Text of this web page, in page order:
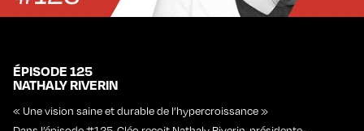
ÉPISODE 125
NATHALY RIVERIN
« Une vision saine et durable de l’hypercroissance »